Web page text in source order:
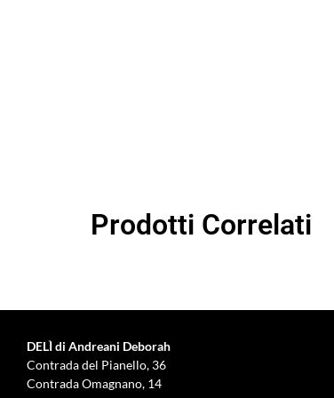
Prodotti Correlati
DELÌ di Andreani Deborah
Contrada del Pianello, 36
Contrada Omagnano, 14